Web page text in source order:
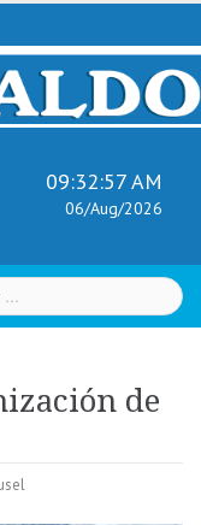
09:32:58 AM
06/Aug/2026
de